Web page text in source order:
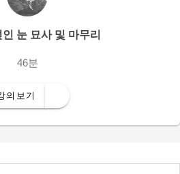
눈 묘사 및 마무리
46분
의보기